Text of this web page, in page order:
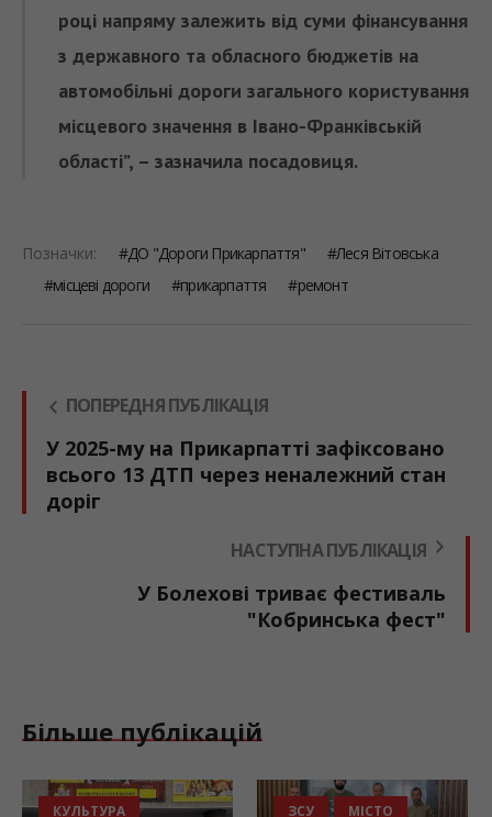
році напряму залежить від суми фінансування
з державного та обласного бюджетів на
автомобільні дороги загального користування
місцевого значення в Івано-Франківській
області”, – зазначила посадовиця.
Позначки: ДО "Дороги Прикарпаття"
Леся Вітовська
місцеві дороги
прикарпаття ремонт
ПОПЕРЕДНЯ ПУБЛІКАЦІЯ
У 2025-му на Прикарпатті зафіксовано
всього 13 ДТП через неналежний стан
доріг
НАСТУПНА ПУБЛІКАЦІЯ
У Болехові триває фестиваль
"Кобринська фест"
Більше публікацій
КУЛЬТУРА
МІСТО